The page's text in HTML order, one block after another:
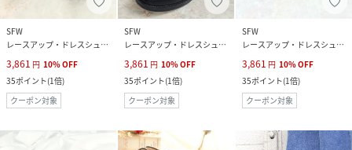
SFW
レースアップ・ドレスシューズ
3,861 円 10%OFF
35ポイント(1倍)
クーポン対象
SFW
レースアップ・ドレスシューズ
3,861 円 10%OFF
35ポイント(1倍)
クーポン対象
SFW
レースアップ・ドレスシューズ
3,861 円 10%OFF
35ポイント(1倍)
クーポン対象